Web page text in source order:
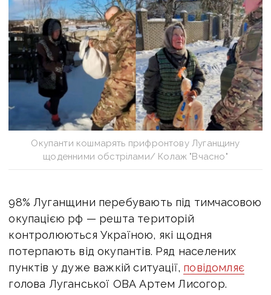
Окупанти кошмарять прифронтову Луганщину
щоденними обстрілами/ Колаж "Вчасно"
98% Луганщини перебувають під тимчасовою
окупацією рф — решта територій
контролюються Україною, які щодня
потерпають від окупантів. Ряд населених
пунктів у дуже важкій ситуації, повідомляє
голова Луганської ОВА Артем Лисогор.